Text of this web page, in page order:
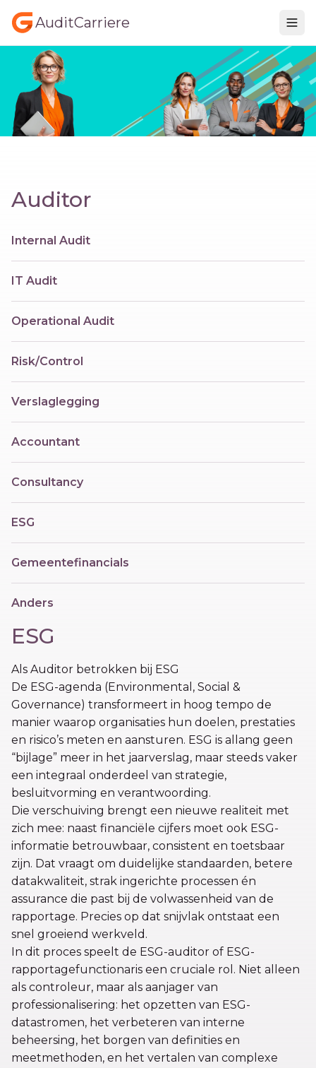
AuditCarriere
Auditor
Internal Audit
IT Audit
Operational Audit
Risk/Control
Verslaglegging
Accountant
Consultancy
ESG
Gemeentefinancials
Anders
ESG
Als Auditor betrokken bij ESG
De ESG-agenda (Environmental, Social &
Governance) transformeert in hoog tempo de
manier waarop organisaties hun doelen, prestaties
en risico’s meten en aansturen. ESG is allang geen
“bijlage” meer in het jaarverslag, maar steeds vaker
een integraal onderdeel van strategie,
besluitvorming en verantwoording.
Die verschuiving brengt een nieuwe realiteit met
zich mee: naast financiële cijfers moet ook ESG-
informatie betrouwbaar, consistent en toetsbaar
zijn. Dat vraagt om duidelijke standaarden, betere
datakwaliteit, strak ingerichte processen én
assurance die past bij de volwassenheid van de
rapportage. Precies op dat snijvlak ontstaat een
snel groeiend werkveld.
In dit proces speelt de ESG-auditor of ESG-
rapportagefunctionaris een cruciale rol. Niet alleen
als controleur, maar als aanjager van
professionalisering: het opzetten van ESG-
datastromen, het verbeteren van interne
beheersing, het borgen van definities en
meetmethoden, en het vertalen van complexe